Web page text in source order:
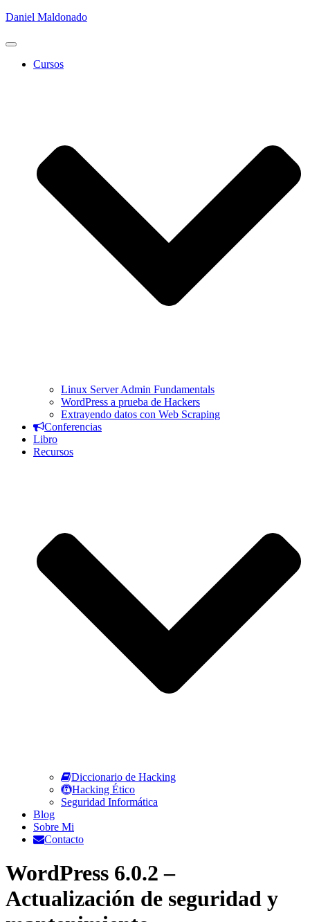
Daniel Maldonado
Cambiar
Cursos
Linux Server Admin Fundamentals
WordPress a prueba de Hackers
Extrayendo datos con Web Scraping
Conferencias
Libro
Recursos
Diccionario de Hacking
Hacking Ético
Seguridad Informática
Blog
Sobre Mi
Contacto
WordPress 6.0.2 –
Actualización de seguridad y